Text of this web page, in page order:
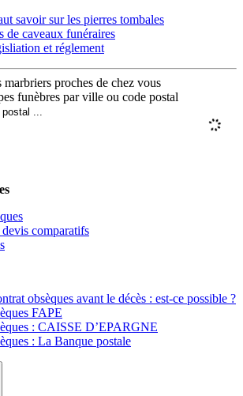
savoir sur les pierres tombales
de caveaux funéraires
et réglement
proches de chez vous
funèbres par ville ou code postal
comparatifs
obsèques avant le décès : est-ce possible ?
FAPE
: CAISSE D’EPARGNE
: La Banque postale